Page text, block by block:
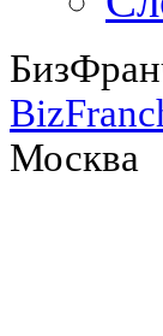
Москва